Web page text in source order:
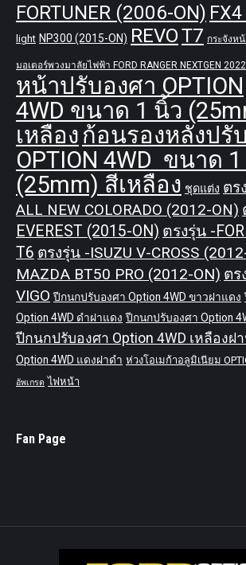
FORTUNER (2006-ON)
light NP300 (2015-ON) REVOT7 กระจังห
มอเตอร์พวงมาลัยไฟฟ้า FORD RANGER NEXTGEN 2022
หน้าปรับองศา OPTION
4WD ขนาด 1 นิ้ว
เหลือง ก้อนรองหลังปรั
OPTION 4WD ขนาด
(25mm) สีเหลือง ชุดแต่ง ตร
ALL NEW COLORADO (2012-ON)
EVEREST (2015-ON) ตรงรุ่น -
T6 ตรงรุ่น -ISUZU V-CROSS
MAZDA BT50 PRO (2012-ON) ตร
VIGO ปีกนกปรับองศา Option 4WD ขาวฝาแดง
Option 4WD ดำฝาแดง ปีกนกปรับองศา Option
ปีกนกปรับองศา Option 4WD เหลืองฝ
Option 4WD แดงฝาดำ ห่วงโอเมก้าอลูมิเนียม
อัพเกรด ไฟหน้า
Fan Page